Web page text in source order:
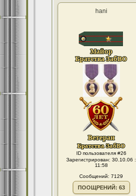
hani
ID пользователя #26
Зарегистрирован: 30.10.06 :
11:58
Сообщений: 7129
ПООЩРЕНИЙ: 63